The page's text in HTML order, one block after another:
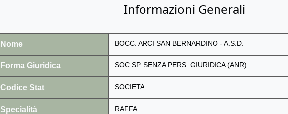
Informazioni Generali
Nome BOCC. ARCI SAN BERNARDINO - A.S.D.
Forma Giuridica SOC.SP. SENZA PERS. GIURIDICA (ANR)
Codice Stat SOCIETA
Specialità RAFFA